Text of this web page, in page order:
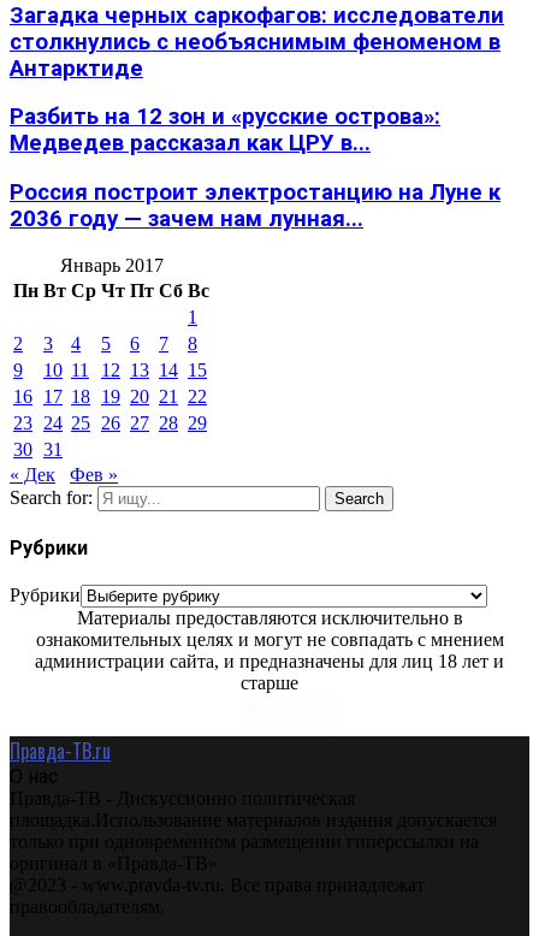
Загадка черных саркофагов: исследователи
столкнулись с необъяснимым феноменом в
Антарктиде
Разбить на 12 зон и «русские острова»:
Медведев рассказал как ЦРУ в...
Россия построит электростанцию на Луне к
2036 году — зачем нам лунная...
Январь 2017
Пн Вт Ср Чт Пт Сб Вс
1
2
3 4 5 6 7
8
9
10 11 12 13 14 15
16 17 18 19 20 21
22
23 24 25 26 27 28 29
30 31
« Дек
Фев »
Search for:
Search
Рубрики
Рубрики
Материалы предоставляются исключительно в
ознакомительных целях и могут не совпадать с мнением
администрации сайта, и предназначены для лиц 18 лет и
старше
Правда-ТВ.ru
О нас
Правда-ТВ - Дискуссионно политическая
площадка.Использование материалов издания допускается
только при одновременном размещении гиперссылки на
оригинал в «Правда-ТВ»
@2023 - www.pravda-tv.ru. Все права принадлежат
правообладателям.